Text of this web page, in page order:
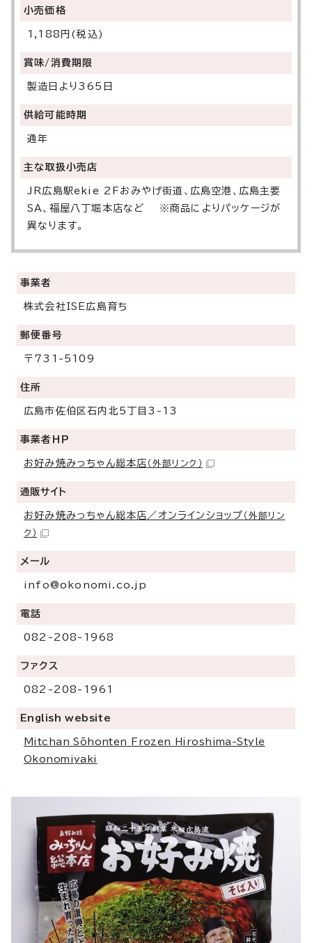
小売価格
1,188円(税込)
賞味/消費期限
製造日より365日
供給可能時期
通年
主な取扱小売店
JR広島駅ekie 2Fおみやげ街道、広島空港、広島主要
SA、福屋八丁堀本店など ※商品によりパッケージが
異なります。
事業者
株式会社ISE広島育ち
郵便番号
〒731-5109
住所
広島市佐伯区石内北5丁目3-13
事業者ＨＰ
お好み焼みっちゃん総本店 （外部リンク）
通販サイト
お好み焼みっちゃん総本店／オンラインショップ （外部リン
ク）
メール
info@okonomi.co.jp
電話
082-208-1968
ファクス
082-208-1961
English website
Mitchan Sōhonten Frozen Hiroshima-Style
Okonomiyaki